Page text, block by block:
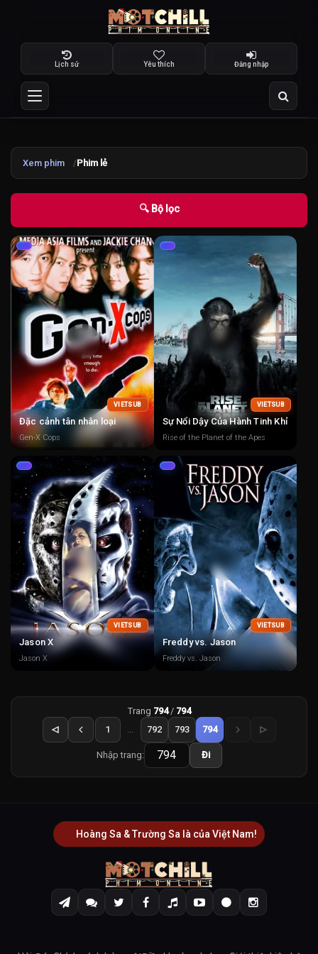
Lịch sử Yêu thích Đăng nhập
Xem phim Phim lẻ
🔍 Bộ lọc
VIETSUB
Đặc cảnh tân nhân loại
Gen-X Cops
VIETSUB
Sự Nổi Dậy Của Hành Tinh Khỉ
Rise of the Planet of the Apes
VIETSUB
Jason X
Jason X
VIETSUB
Freddy vs. Jason
Freddy vs. Jason
Trang 794/ 794
1
... 792 793 794
Nhập trang: Đi
Hoàng Sa & Trường Sa là của Việt Nam!